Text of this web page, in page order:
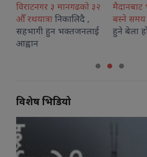
विराटनगर ३ मानगढको ३२
औँ रथयात्रा निकालिदै ,
सहभागी हुन भक्तजनलाई
आह्वान
मैदानबाट
बस्ने समय
हुने बेला
विशेष भिडियो